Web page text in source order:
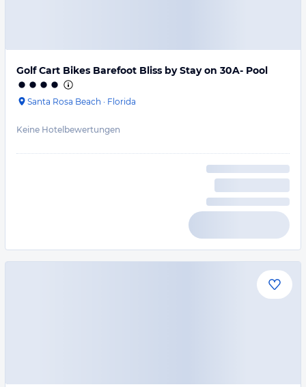
Golf Cart Bikes Barefoot Bliss by Stay on 30A- Pool
Santa Rosa Beach · Florida
Keine Hotelbewertungen